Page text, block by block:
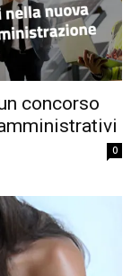
concorso
0